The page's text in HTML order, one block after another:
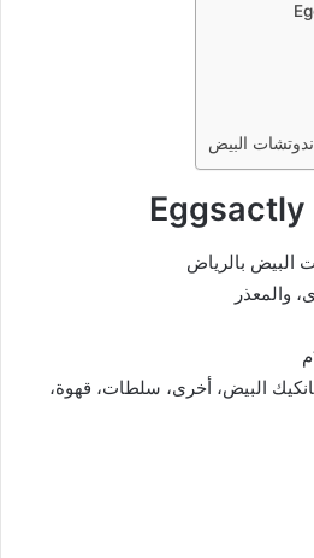
البيض
البيض بالرياض
البيض، أخرى، سلطات، قهوة،